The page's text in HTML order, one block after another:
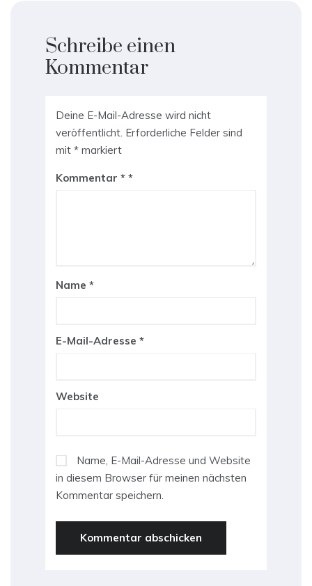
Schreibe einen
Kommentar
Deine E-Mail-Adresse wird nicht
veröffentlicht. Erforderliche Felder sind
mit * markiert
Kommentar *
Name *
E-Mail-Adresse *
Website
Name, E-Mail-Adresse und Website
in diesem Browser für meinen nächsten
Kommentar speichern.